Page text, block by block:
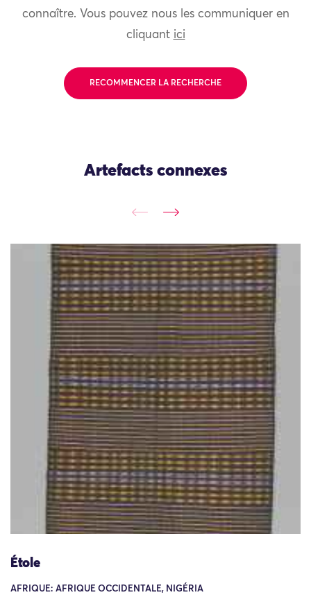
connaître. Vous pouvez nous les communiquer en
cliquant ici
RECOMMENCER LA RECHERCHE
Artefacts connexes
Étole
AFRIQUE: AFRIQUE OCCIDENTALE, NIGÉRIA